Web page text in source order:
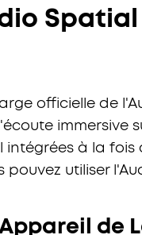
officielle de
immersive
à la
utiliser
de